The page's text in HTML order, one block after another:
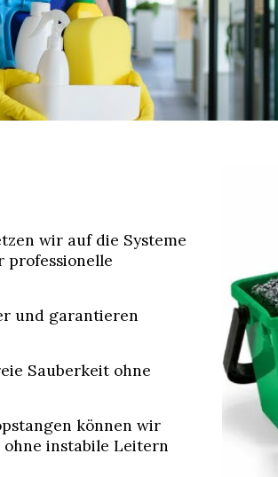
wir auf die Systeme
professionelle
und garantieren
Sauberkeit ohne
können wir
ohne instabile Leitern